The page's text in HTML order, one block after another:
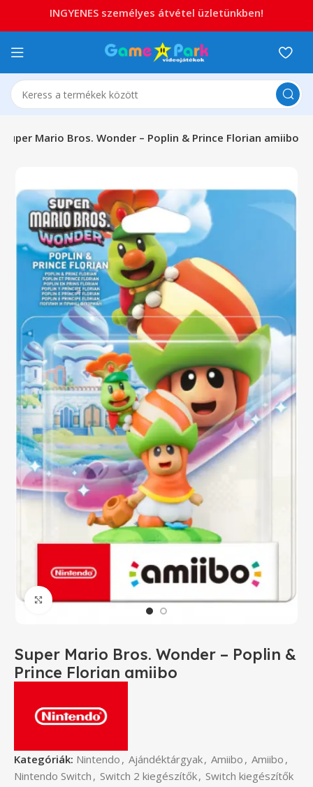
Super Mario Bros. Wonder – Poplin & Prince Florian amiibo
Click to enlarge
Super Mario Bros. Wonder – Poplin &
Prince Florian amiibo
Kategóriák: Nintendo , Ajándéktárgyak, Amiibo , Amiibo ,
Nintendo Switch , Switch 2 kiegészítők, Switch kiegészítők
INGYENES személyes átvétel üzletünkben!